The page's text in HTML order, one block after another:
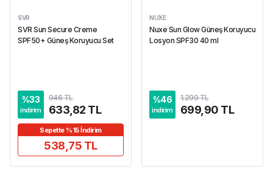
SVR
SVR Sun Secure Creme
SPF50+ Güneş Koruyucu Set
%33
indirim
946 TL
633,82 TL
Sepette %15 İndirim
538,75 TL
NUXE
Nuxe Sun Glow Güneş Koruyucu
Losyon SPF30 40 ml
%46
indirim
1.299 TL
699,90 TL